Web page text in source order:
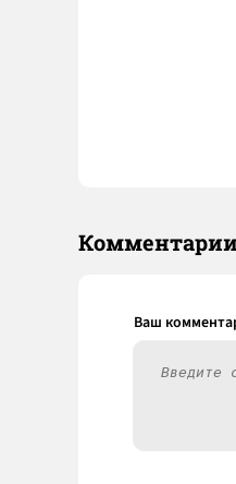
Комментарии